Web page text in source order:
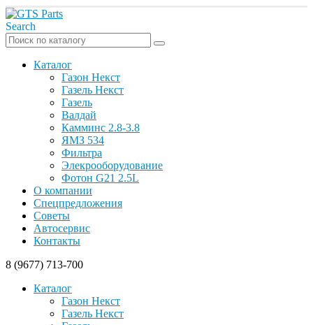
Search
Каталог
Газон Некст
Газель Некст
Газель
Валдай
Камминс 2.8-3.8
ЯМЗ 534
Фильтра
Элекрооборудование
Фотон G21 2.5L
О компании
Спецпредложения
Советы
Автосервис
Контакты
8 (9677) 713-700
Каталог
Газон Некст
Газель Некст